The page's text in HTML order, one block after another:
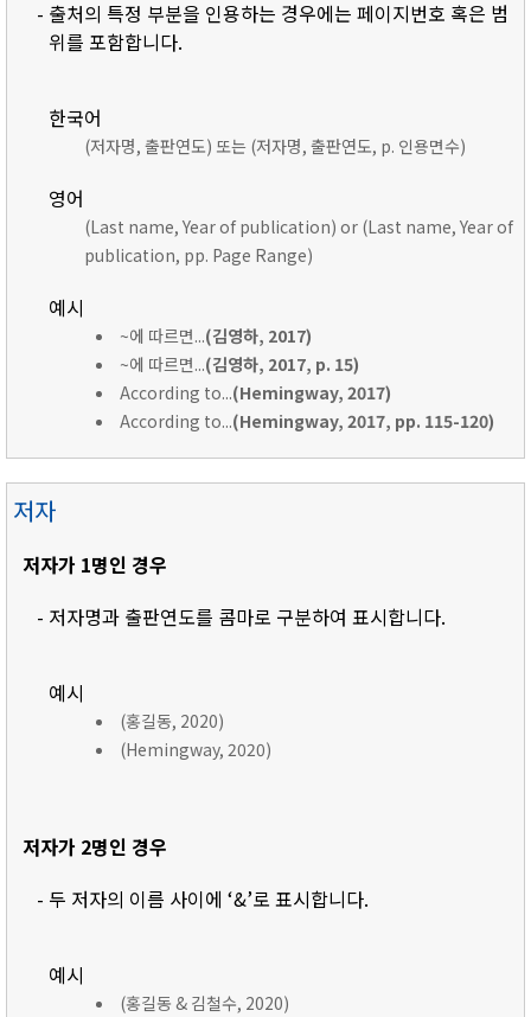
- 출처의 특정 부분을 인용하는 경우에는 페이지번호 혹은 범
위를 포함합니다.
한국어
(저자명, 출판연도) 또는 (저자명, 출판연도, p. 인용면수)
영어
(Last name, Year of publication) or (Last name, Year of
publication, pp. Page Range)
예시
~에 따르면...(김영하, 2017)
~에 따르면...(김영하, 2017, p. 15)
According to...(Hemingway, 2017)
According to...(Hemingway, 2017, pp. 115-120)
저자
저자가 1명인 경우
- 저자명과 출판연도를 콤마로 구분하여 표시합니다.
예시
(홍길동, 2020)
(Hemingway, 2020)
저자가 2명인 경우
- 두 저자의 이름 사이에 ‘&’로 표시합니다.
예시
(홍길동 & 김철수, 2020)